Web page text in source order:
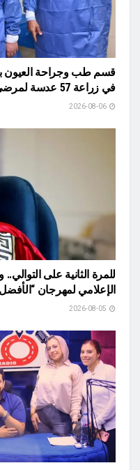
قسم طب وجراحة العيون
في زراعة 57 عدسة لمرضى المياه البيضاء
للمرة الثانية على
الإعلامي لمهرجان